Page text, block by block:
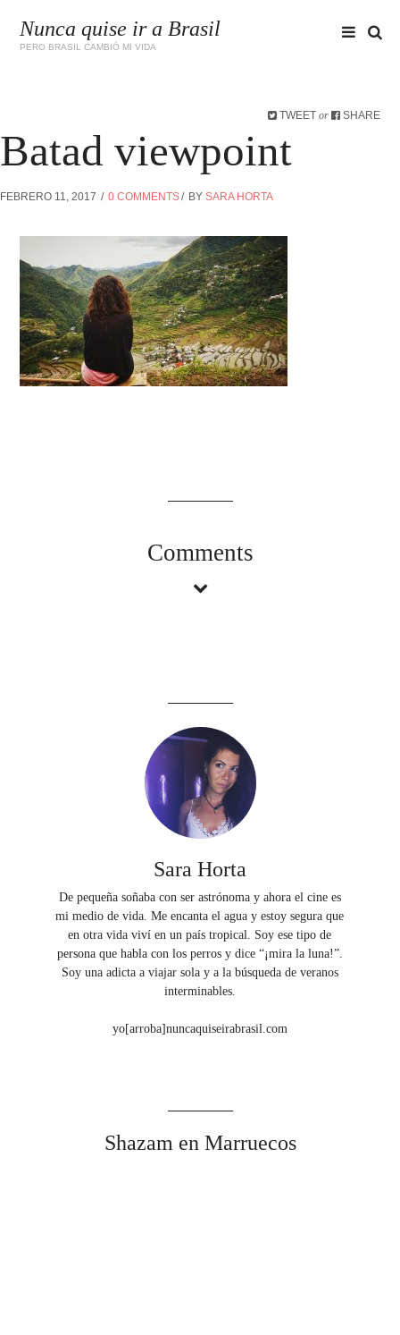
Nunca quise ir a Brasil
PERO BRASIL CAMBIÓ MI VIDA
TWEET or SHARE
Batad viewpoint
FEBRERO 11, 2017 0 COMMENTS BY SARA HORTA
Comments
Sara Horta
De pequeña soñaba con ser astrónoma y ahora el cine es
mi medio de vida. Me encanta el agua y estoy segura que
en otra vida viví en un país tropical. Soy ese tipo de
persona que habla con los perros y dice “¡mira la luna!”.
Soy una adicta a viajar sola y a la búsqueda de veranos
interminables.
yo[arroba]nuncaquiseirabrasil.com
Shazam en Marruecos